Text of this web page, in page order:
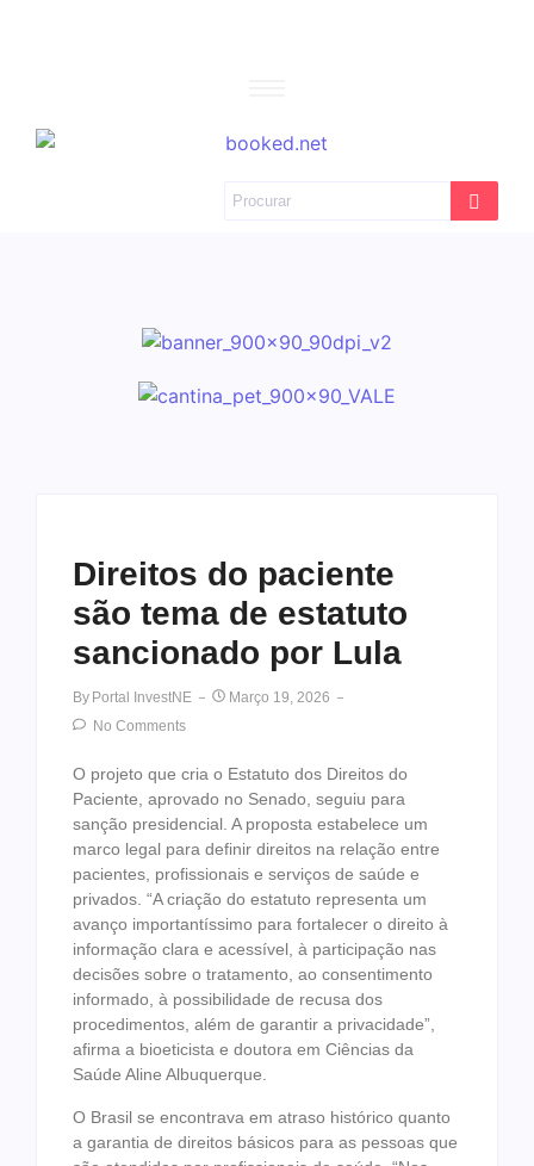
Direitos do paciente
são tema de estatuto
sancionado por Lula
By Portal InvestNE
Março 19, 2026
No Comments
O projeto que cria o Estatuto dos Direitos do
Paciente, aprovado no Senado, seguiu para
sanção presidencial. A proposta estabelece um
marco legal para definir direitos na relação entre
pacientes, profissionais e serviços de saúde e
privados. “A criação do estatuto representa um
avanço importantíssimo para fortalecer o direito à
informação clara e acessível, à participação nas
decisões sobre o tratamento, ao consentimento
informado, à possibilidade de recusa dos
procedimentos, além de garantir a privacidade”,
afirma a bioeticista e doutora em Ciências da
Saúde Aline Albuquerque.
O Brasil se encontrava em atraso histórico quanto
a garantia de direitos básicos para as pessoas que